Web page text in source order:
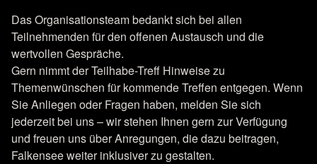
Das Organisationsteam bedankt sich bei allen
Teilnehmenden für den offenen Austausch und die
wertvollen Gespräche.
Gern nimmt der Teilhabe-Treff Hinweise zu
Themenwünschen für kommende Treffen entgegen. Wenn
Sie Anliegen oder Fragen haben, melden Sie sich
jederzeit bei uns – wir stehen Ihnen gern zur Verfügung
und freuen uns über Anregungen, die dazu beitragen,
Falkensee weiter inklusiver zu gestalten.